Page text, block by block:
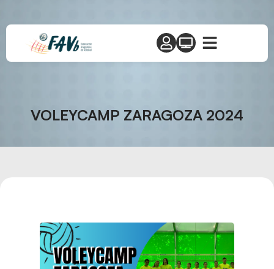
VOLEYCAMP ZARAGOZA 2024